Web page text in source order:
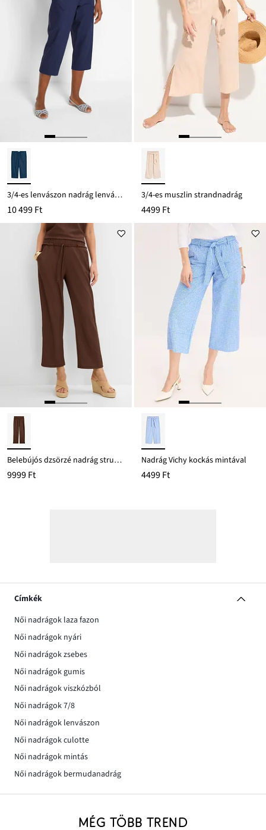
3/4-es lenvászon nadrág lenvászon keverékből
10 499 Ft
3/4-es muszlin strandnadrág
4499 Ft
Belebújós dzsörzé nadrág struktúrás kreppből
9999 Ft
Nadrág Vichy kockás mintával
4499 Ft
Címkék
Női nadrágok laza fazon
Női nadrágok nyári
Női nadrágok zsebes
Női nadrágok gumis
Női nadrágok viszkózból
Női nadrágok 7/8
Női nadrágok lenvászon
Női nadrágok culotte
Női nadrágok mintás
Női nadrágok bermudanadrág
MÉG TÖBB TREND